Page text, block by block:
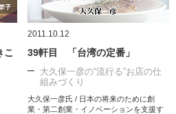
こ
2011.10.12
39軒目 「台湾の定番」
大久保一彦の“流行る”お店の仕
組みづくり
大久保一彦氏 / 日本の将来のために創
業・第二創業・イノベーションを支援す